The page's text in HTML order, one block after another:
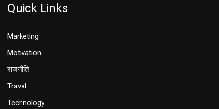
Quick Links
Marketing
Motivation
राजनीति
Travel
Technology